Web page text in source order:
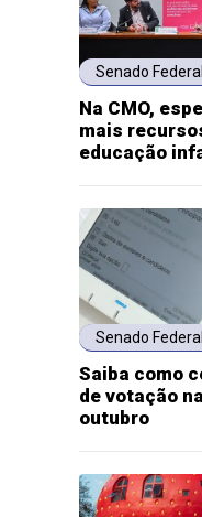
Senado Federal
Na CMO,
mais
educação
Senado Federal
Saiba como
de votação
outubro